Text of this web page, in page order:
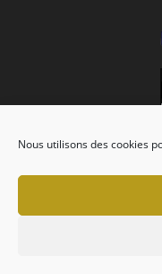
Nous utilisons des cookies